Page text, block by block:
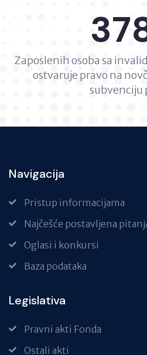
Zaposlenih osoba sa
ostvaruje pravo na
subvenciju
Navigacija
Pristup informacijama
Najčešće postavljena
Oglasi i konkursi
Baza podataka
Legislativa
Pravni akti Fonda
Ostali akti